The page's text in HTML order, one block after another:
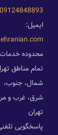
09124848893
ایمیل:
محدوده
تمام مناطق
شمال، جنوب،
شرق، غرب و
تهران
پاسخگویی